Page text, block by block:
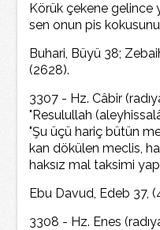
Körük çekene gelince
sen onun pis kokusunu
Buhari, Büyü 38;
(2628).
3307 - Hz. Câbir
"Resulullah
"Şu üçü hariç bütün
kan dökülen meclis,
haksız mal taksimi
Ebu Davud, Edeb 37,
3308 - Hz. Enes